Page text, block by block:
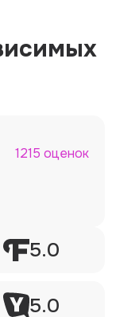
1215 оценок
5.0
5.0